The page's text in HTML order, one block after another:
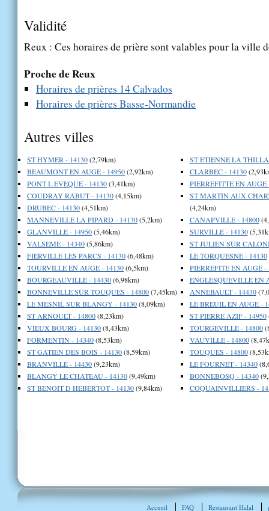
Validité
Reux : Ces horaires de prière sont valables pour la ville
Proche de Reux
Horaires de prières 14 Calvados
Horaires de prières Basse-Normandie
Autres villes
ST HYMER - 14130(2,79km)
BEAUMONT EN AUGE - 14950(2,92km)
PONT L EVEQUE - 14130(3,41km)
COUDRAY RABUT - 14130(4,15km)
DRUBEC - 14130(4,51km)
MANNEVILLE LA PIPARD - 14130(5,2km)
GLANVILLE - 14950(5,46km)
VALSEME - 14340(5,86km)
FIERVILLE LES PARCS - 14130(6,48km)
TOURVILLE EN AUGE - 14130(6,5km)
BOURGEAUVILLE - 14430(6,98km)
BONNEVILLE SUR TOUQUES - 14800(7,45km)
LE MESNIL SUR BLANGY - 14130(8,09km)
ST ARNOULT - 14800(8,23km)
VIEUX BOURG - 14130(8,43km)
FORMENTIN - 14340(8,53km)
ST GATIEN DES BOIS - 14130(8,59km)
BRANVILLE - 14430(9,23km)
BLANGY LE CHATEAU - 14130(9,49km)
ST BENOIT D HEBERTOT - 14130(9,84km)
ST ETIENNE LA
CLARBEC - 14130
PIERREFITTE EN AUGE
ST MARTIN AUX
(4,24km)
CANAPVILLE - 14800
SURVILLE - 14130
ST JULIEN SUR
LE TORQUESNE - 14130
PIERREFITE EN AUGE -
ENGLESQUEVILLE EN
ANNEBAULT - 14430
LE BREUIL EN AUGE -
ST PIERRE AZIF - 14950
TOURGEVILLE - 14800
VAUVILLE - 14800
TOUQUES - 14800
LE FOURNET - 14340
BONNEBOSQ - 14340
COQUAINVILLIERS -
Accueil FAQ Restaurant Halal